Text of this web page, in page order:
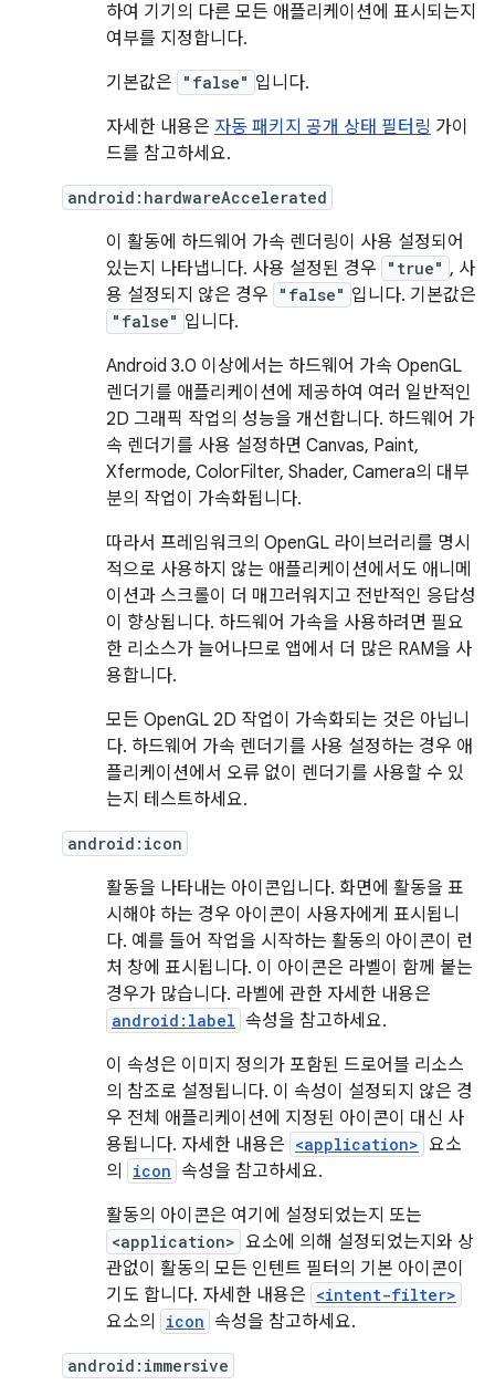
하여 기기의 다른 모든 애플리케이션에 표시되는지
여부를 지정합니다.
기본값은
"false" 입니다.
자세한 내용은 자동 패키지 공개 상태 필터링 가이
드를 참고하세요.
android:hardwareAccelerated
이 활동에 하드웨어 가속 렌더링이 사용 설정되어
있는지 나타냅니다. 사용 설정된 경우
"true" , 사
용 설정되지 않은 경우
"false" 입니다. 기본값은
"false" 입니다.
Android 3.0 이상에서는 하드웨어 가속 OpenGL
렌더기를 애플리케이션에 제공하여 여러 일반적인
2D 그래픽 작업의 성능을 개선합니다. 하드웨어 가
속 렌더기를 사용 설정하면 Canvas, Paint,
Xfermode, ColorFilter, Shader, Camera의 대부
분의 작업이 가속화됩니다.
따라서 프레임워크의 OpenGL 라이브러리를 명시
적으로 사용하지 않는 애플리케이션에서도 애니메
이션과 스크롤이 더 매끄러워지고 전반적인 응답성
이 향상됩니다. 하드웨어 가속을 사용하려면 필요
한 리소스가 늘어나므로 앱에서 더 많은 RAM을 사
용합니다.
모든 OpenGL 2D 작업이 가속화되는 것은 아닙니
다. 하드웨어 가속 렌더기를 사용 설정하는 경우 애
플리케이션에서 오류 없이 렌더기를 사용할 수 있
는지 테스트하세요.
android:icon
활동을 나타내는 아이콘입니다. 화면에 활동을 표
시해야 하는 경우 아이콘이 사용자에게 표시됩니
다. 예를 들어 작업을 시작하는 활동의 아이콘이 런
처 창에 표시됩니다. 이 아이콘은 라벨이 함께 붙는
경우가 많습니다. 라벨에 관한 자세한 내용은
android:label 속성을 참고하세요.
이 속성은 이미지 정의가 포함된 드로어블 리소스
의 참조로 설정됩니다. 이 속성이 설정되지 않은 경
우 전체 애플리케이션에 지정된 아이콘이 대신 사
용됩니다. 자세한 내용은 <application> 요소
의
icon 속성을 참고하세요.
활동의 아이콘은 여기에 설정되었는지 또는
<application> 요소에 의해 설정되었는지와 상
관없이 활동의 모든 인텐트 필터의 기본 아이콘이
기도 합니다. 자세한 내용은 <intent-filter>
요소의 icon 속성을 참고하세요.
android:immersive